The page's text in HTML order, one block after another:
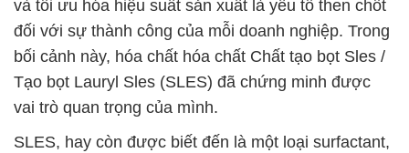
và tối ưu hóa hiệu suất sản xuất là yếu tố then chốt
đối với sự thành công của mỗi doanh nghiệp. Trong
bối cảnh này, hóa chất hóa chất Chất tạo bọt Sles /
Tạo bọt Lauryl Sles (SLES) đã chứng minh được
vai trò quan trọng của mình.
SLES, hay còn được biết đến là một loại surfactant,